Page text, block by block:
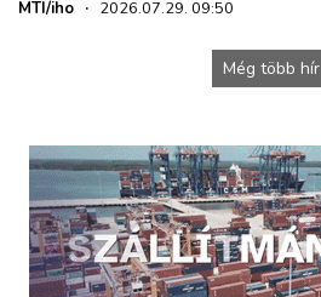
MTI/iho · 2026.07.29. 09:50
Még több hír